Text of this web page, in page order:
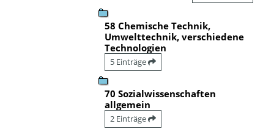
58 Chemische Technik,
Umwelttechnik, verschiedene
Technologien
5 Einträge
70 Sozialwissenschaften
allgemein
2 Einträge